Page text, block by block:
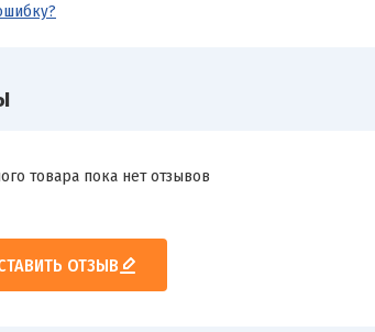
товара пока нет отзывов
ОТЗЫВ